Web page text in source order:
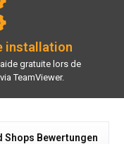
installation
gratuite lors de
TeamViewer.
Shops Bewertungen